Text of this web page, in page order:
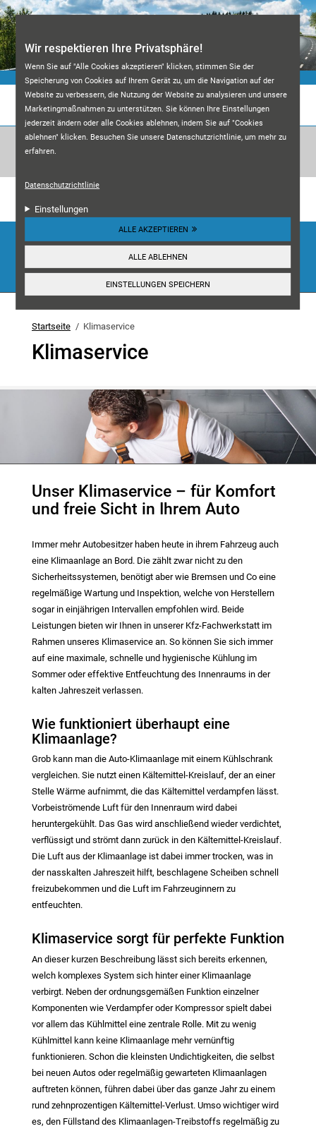
Wir respektieren Ihre Privatsphäre!
Wenn Sie auf "Alle Cookies akzeptieren" klicken, stimmen Sie der
Speicherung von Cookies auf Ihrem Gerät zu, um die Navigation auf der
Website zu verbessern, die Nutzung der Website zu analysieren und unsere
Marketingmaßnahmen zu unterstützen. Sie können Ihre Einstellungen
jederzeit ändern oder alle Cookies ablehnen, indem Sie auf "Cookies
ablehnen" klicken. Besuchen Sie unsere Datenschutzrichtlinie, um mehr zu
erfahren.
Datenschutzrichtlinie
Einstellungen
ALLE AKZEPTIEREN
ALLE ABLEHNEN
EINSTELLUNGEN SPEICHERN
Direkt zum Inhalt
KFZ-MEISTERWERKSTATT M&A
Unsere Kundenbewertungen:
Navigation☰
Startseite Klimaservice
Klimaservice
Unser Klimaservice – für Komfort
und freie Sicht in Ihrem Auto
Immer mehr Autobesitzer haben heute in ihrem Fahrzeug auch
eine Klimaanlage an Bord. Die zählt zwar nicht zu den
Sicherheitssystemen, benötigt aber wie Bremsen und Co eine
regelmäßige Wartung und Inspektion, welche von Herstellern
sogar in einjährigen Intervallen empfohlen wird. Beide
Leistungen bieten wir Ihnen in unserer Kfz-Fachwerkstatt im
Rahmen unseres Klimaservice an. So können Sie sich immer
auf eine maximale, schnelle und hygienische Kühlung im
Sommer oder effektive Entfeuchtung des Innenraums in der
kalten Jahreszeit verlassen.
Wie funktioniert überhaupt eine
Klimaanlage?
Grob kann man die Auto-Klimaanlage mit einem Kühlschrank
vergleichen. Sie nutzt einen Kältemittel-Kreislauf, der an einer
Stelle Wärme aufnimmt, die das Kältemittel verdampfen lässt.
Vorbeiströmende Luft für den Innenraum wird dabei
heruntergekühlt. Das Gas wird anschließend wieder verdichtet,
verflüssigt und strömt dann zurück in den Kältemittel-Kreislauf.
Die Luft aus der Klimaanlage ist dabei immer trocken, was in
der nasskalten Jahreszeit hilft, beschlagene Scheiben schnell
freizubekommen und die Luft im Fahrzeuginnern zu
entfeuchten.
Klimaservice sorgt für perfekte Funktion
An dieser kurzen Beschreibung lässt sich bereits erkennen,
welch komplexes System sich hinter einer Klimaanlage
verbirgt. Neben der ordnungsgemäßen Funktion einzelner
Komponenten wie Verdampfer oder Kompressor spielt dabei
vor allem das Kühlmittel eine zentrale Rolle. Mit zu wenig
Kühlmittel kann keine Klimaanlage mehr vernünftig
funktionieren. Schon die kleinsten Undichtigkeiten, die selbst
bei neuen Autos oder regelmäßig gewarteten Klimaanlagen
auftreten können, führen dabei über das ganze Jahr zu einem
rund zehnprozentigen Kältemittel-Verlust. Umso wichtiger wird
es, den Füllstand des Klimaanlagen-Treibstoffs regelmäßig zu